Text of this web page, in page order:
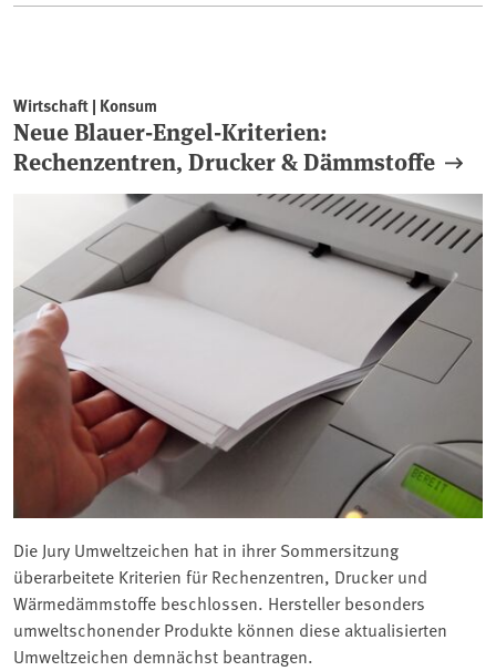
Wirtschaft | Konsum
Neue Blauer-Engel-Kriterien:
Rechenzentren, Drucker & Dämmstoffe
Die Jury Umweltzeichen hat in ihrer Sommersitzung
überarbeitete Kriterien für Rechenzentren, Drucker und
Wärmedämmstoffe beschlossen. Hersteller besonders
umweltschonender Produkte können diese aktualisierten
Umweltzeichen demnächst beantragen.